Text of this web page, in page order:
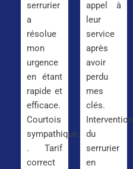
serrurier
a
résolue
mon
urgence
en étant
rapide et
efficace.
Courtois
sympathique
. Tarif
correct
appel à
leur
service
après
avoir
perdu
mes
clés.
Intervention
du
serrurier
en